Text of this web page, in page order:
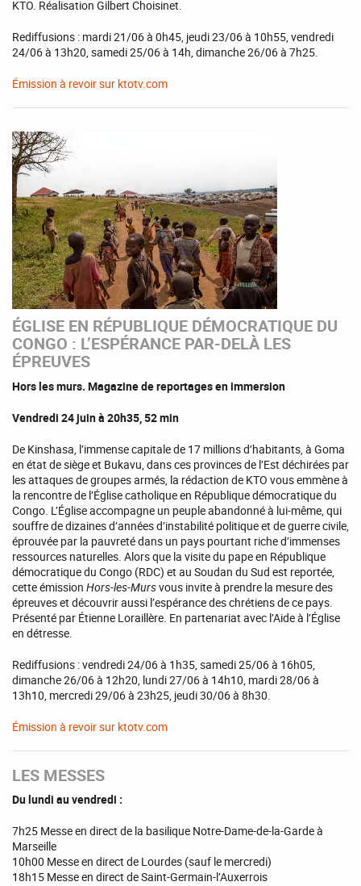
KTO. Réalisation Gilbert Choisinet.
Rediffusions : mardi 21/06 à 0h45, jeudi 23/06 à 10h55, vendredi
24/06 à 13h20, samedi 25/06 à 14h, dimanche 26/06 à 7h25.
Émission à revoir sur ktotv.com
ÉGLISE EN RÉPUBLIQUE DÉMOCRATIQUE DU
CONGO : L’ESPÉRANCE PAR-DELÀ LES
ÉPREUVES
Hors les murs. Magazine de reportages en immersion
Vendredi 24 juin à 20h35, 52 min
De Kinshasa, l’immense capitale de 17 millions d’habitants, à Goma
en état de siège et Bukavu, dans ces provinces de l’Est déchirées par
les attaques de groupes armés, la rédaction de KTO vous emmène à
la rencontre de l’Église catholique en République démocratique du
Congo. L’Église accompagne un peuple abandonné à lui-même, qui
souffre de dizaines d’années d’instabilité politique et de guerre civile,
éprouvée par la pauvreté dans un pays pourtant riche d’immenses
ressources naturelles. Alors que la visite du pape en République
démocratique du Congo (RDC) et au Soudan du Sud est reportée,
cette émission Hors-les-Mursvous invite à prendre la mesure des
épreuves et découvrir aussi l’espérance des chrétiens de ce pays.
Présenté par Étienne Loraillère. En partenariat avec l’Aide à l’Église
en détresse.
Rediffusions : vendredi 24/06 à 1h35, samedi 25/06 à 16h05,
dimanche 26/06 à 12h20, lundi 27/06 à 14h10, mardi 28/06 à
13h10, mercredi 29/06 à 23h25, jeudi 30/06 à 8h30.
Émission à revoir sur ktotv.com
LES MESSES
Du lundi au vendredi :
7h25 Messe en direct de la basilique Notre-Dame-de-la-Garde à
Marseille
10h00 Messe en direct de Lourdes (sauf le mercredi)
18h15 Messe en direct de Saint-Germain-l’Auxerrois